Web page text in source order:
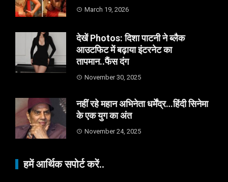
March 19, 2026
देखें Photos: दिशा पाटनी ने ब्लैक
आउटफिट में बढ़ाया इंटरनेट का
तापमान..फैंस दंग
November 30, 2025
नहीं रहे महान अभिनेता धर्मेंद्र…हिंदी सिनेमा
के एक युग का अंत
November 24, 2025
हमें आर्थिक सपोर्ट करें..